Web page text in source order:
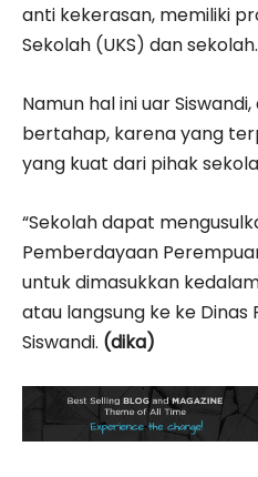
anti kekerasan, memiliki
Sekolah (UKS) dan sekolah.
Namun hal ini uar
bertahap, karena yang
yang kuat dari pihak
“Sekolah dapat
Pemberdayaan
untuk dimasukkan
atau langsung ke ke Dinas
Siswandi. (dika)